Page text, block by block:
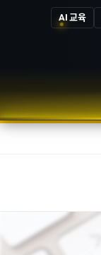
AI 교육